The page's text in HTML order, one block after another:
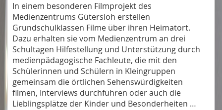
In einem besonderen Filmprojekt des
Medienzentrums Gütersloh erstellen
Grundschulklassen Filme über ihren Heimatort.
Dazu erhalten sie vom Medienzentrum an drei
Schultagen Hilfestellung und Unterstützung durch
medienpädagogische Fachleute, die mit den
Schülerinnen und Schülern in Kleingruppen
gemeinsam die örtlichen Sehenswürdigkeiten
filmen, Interviews durchführen oder auch die
Lieblingsplätze der Kinder und Besonderheiten …